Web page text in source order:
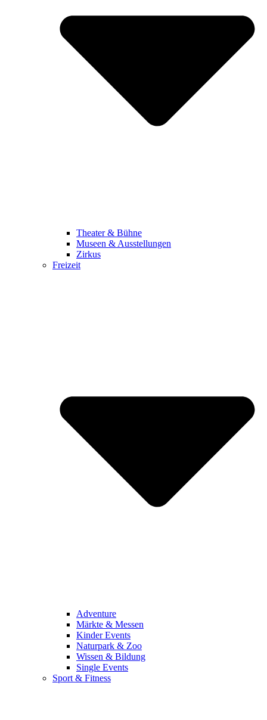
Theater & Bühne
Museen & Ausstellungen
Zirkus
Freizeit
Adventure
Märkte & Messen
Kinder Events
Naturpark & Zoo
Wissen & Bildung
Single Events
Sport & Fitness